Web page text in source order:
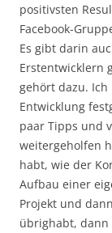
positivsten
Facebook-
Es gibt darin
Erstentwicklern
gehört dazu.
Entwicklung
paar Tipps und
weitergeholfen
habt, wie der
Aufbau einer
Projekt und
übrighabt,